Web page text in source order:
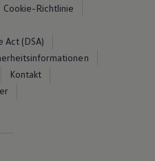
Cookie-Richtlinie
Act (DSA)
Kontakt